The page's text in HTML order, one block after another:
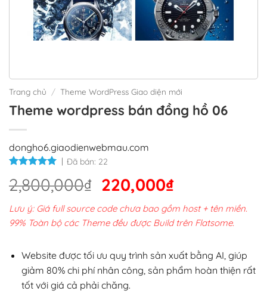
Trang chủ / Theme WordPress Giao diện mới
Theme wordpress bán đồng hồ 06
dongho6.giaodienwebmau.com
Đã bán: 22
2,800,000₫ Giá
gốc
là:
2,800,000₫.
220,000₫Giá
hiện
tại
220,000₫.
Lưu ý: Giá full source code chưa bao gồm host + tên miền.
99% Toàn bộ các Theme đều được Build trên Flatsome.
Website được tối ưu quy trình sản xuất bằng AI, giúp
giảm 80% chi phí nhân công, sản phẩm hoàn thiện rất
tốt với giá cả phải chăng.